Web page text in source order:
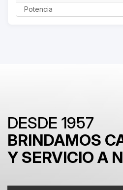
Potencia
DESDE 1957
BRINDAMOS
Y SERVICIO A